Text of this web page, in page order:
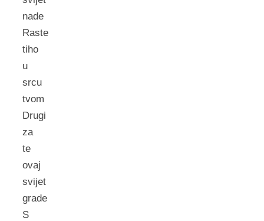
nade
Raste
tiho
u
srcu
tvom
Drugi
za
te
ovaj
svijet
grade
S